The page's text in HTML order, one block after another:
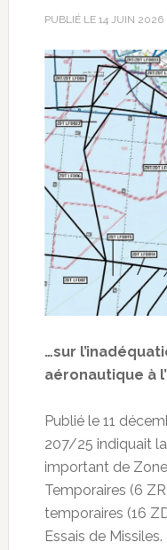
PUBLIÉ LE 14 JUIN 2026
…sur
aéronautique à
Publié le 11
207/25 indiquait
important de
Temporaires (6
temporaires (16
Essais de